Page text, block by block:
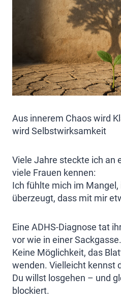
Aus innerem Chaos wird
wird Selbstwirksamkeit
Viele Jahre steckte ich an
viele Frauen kennen:
Ich fühlte mich im
überzeugt, dass mit mir
Eine ADHS-Diagnose tat
vor wie in einer
Keine Möglichkeit, das
wenden. Vielleicht kennst
Du willst losgehen – und
blockiert.